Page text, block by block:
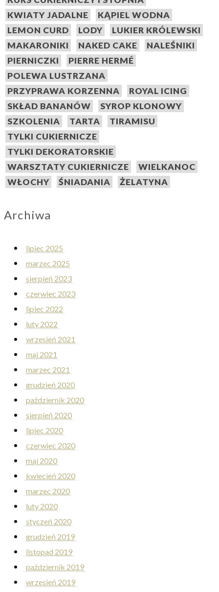
KWIATY JADALNE
KĄPIEL WODNA
LEMON CURD
LODY
LUKIER KRÓLEWSKI
MAKARONIKI
NAKED CAKE
NALEŚNIKI
PIERNICZKI
PIERRE HERMÉ
POLEWA LUSTRZANA
PRZYPRAWA KORZENNA
ROYAL ICING
SKŁAD BANANÓW
SYROP KLONOWY
SZKOLENIA
TARTA
TIRAMISU
TYLKI CUKIERNICZE
TYLKI DEKORATORSKIE
WARSZTATY CUKIERNICZE
WIELKANOC
WŁOCHY
ŚNIADANIA ŻELATYNA
Archiwa
lipiec 2025
marzec 2025
sierpień 2023
czerwiec 2023
lipiec 2022
luty 2022
wrzesień 2021
maj 2021
marzec 2021
grudzień 2020
październik 2020
sierpień 2020
lipiec 2020
czerwiec 2020
maj 2020
kwiecień 2020
marzec 2020
luty 2020
styczeń 2020
grudzień 2019
listopad 2019
październik 2019
wrzesień 2019